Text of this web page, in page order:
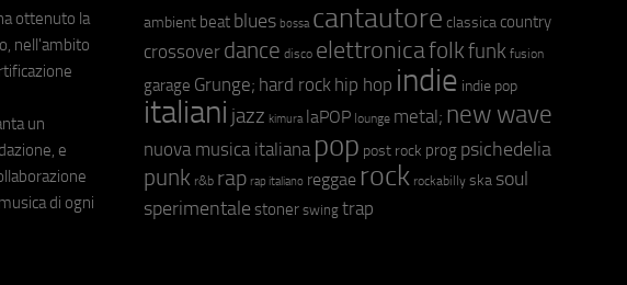
ottenuto la
nell'ambito
un
e
di ogni
ambient beat blues bossa cantautore classica country
crossover dance disco elettronicafolkfunk fusion
garage Grunge; hard rock hip hop indie indie pop
italiani jazz kimura laPOP lounge metal; new wave
nuova musica italiana pop post rock prog psichedelia
punk r&b rap rap italiano reggae rock rockabilly ska soul
sperimentale stoner swing trap